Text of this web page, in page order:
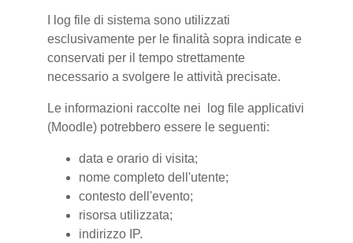
I log file di sistema sono utilizzati
esclusivamente per le finalità sopra indicate e
conservati per il tempo strettamente
necessario a svolgere le attività precisate.
Le informazioni raccolte nei log file applicativi
(Moodle) potrebbero essere le seguenti:
data e orario di visita;
nome completo dell'utente;
contesto dell'evento;
risorsa utilizzata;
indirizzo IP.